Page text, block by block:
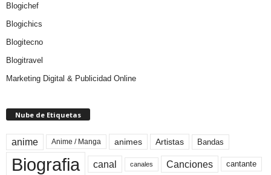
Blogichef
Blogichics
Blogitecno
Blogitravel
Marketing Digital & Publicidad Online
Nube de Etiquetas
anime Anime / Manga animes Artistas Bandas
Biografia canal canales Canciones cantante